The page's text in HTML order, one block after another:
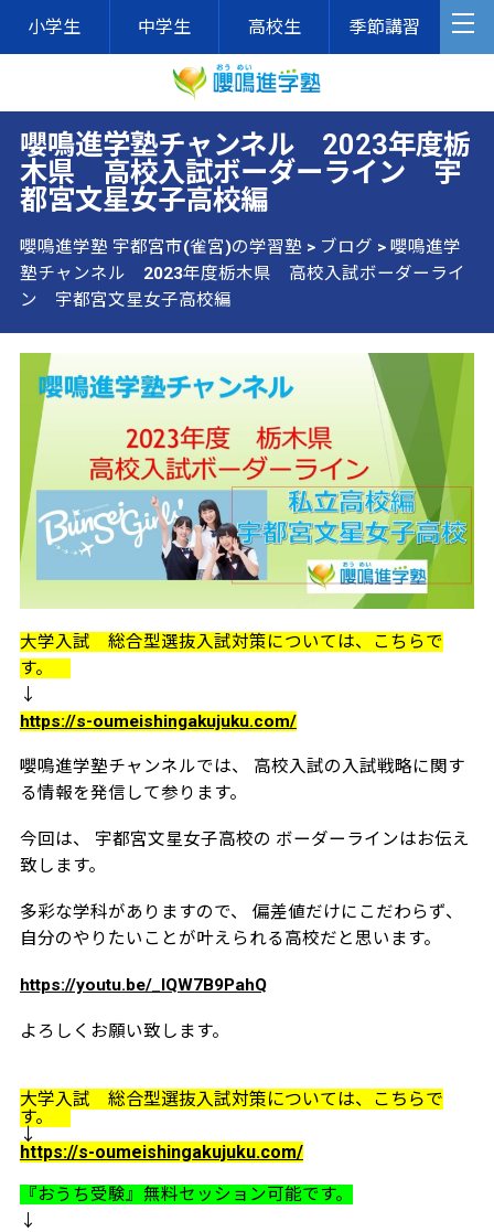
小学生 中学生 高校生 季節講習
嚶鳴進学塾チャンネル 2023年度栃
木県 高校入試ボーダーライン 宇
都宮文星女子高校編
嚶鳴進学塾 宇都宮市(雀宮)の学習塾 > ブログ > 嚶鳴進学
塾チャンネル 2023年度栃木県 高校入試ボーダーライ
ン 宇都宮文星女子高校編
大学入試 総合型選抜入試対策については、こちらで
す。
↓
https://s-oumeishingakujuku.com/
嚶鳴進学塾チャンネルでは、 高校入試の入試戦略に関す
る情報を発信して参ります。
今回は、 宇都宮文星女子高校の ボーダーラインはお伝え
致します。
多彩な学科がありますので、 偏差値だけにこだわらず、
自分のやりたいことが叶えられる高校だと思います。
https://youtu.be/_lQW7B9PahQ
よろしくお願い致します。
大学入試 総合型選抜入試対策については、こちらで
す。
↓
https://s-oumeishingakujuku.com/
『おうち受験』無料セッション可能です。
↓